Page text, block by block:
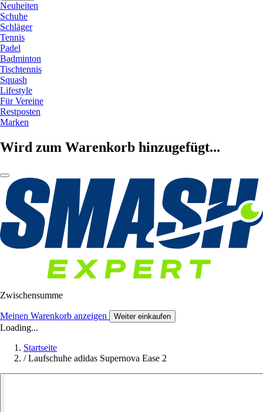
Neuheiten
Schuhe
Schläger
Tennis
Padel
Badminton
Tischtennis
Squash
Lifestyle
Für Vereine
Restposten
Marken
Wird zum Warenkorb hinzugefügt...
Zwischensumme
Meinen Warenkorb anzeigen Weiter einkaufen
Loading...
Startseite
/ Laufschuhe adidas Supernova Ease 2